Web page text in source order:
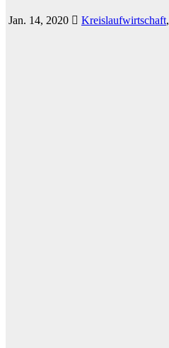
Jan. 14, 2020 Kreislaufwirtschaft,